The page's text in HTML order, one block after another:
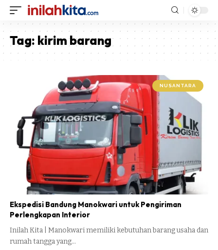
Tag: kirim barang
NUSANTARA
Ekspedisi Bandung Manokwari untuk Pengiriman
Perlengkapan Interior
Inilah Kita | Manokwari memiliki kebutuhan barang usaha dan
rumah tangga yang…